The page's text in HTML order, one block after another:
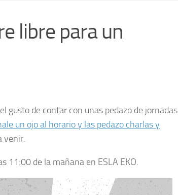
libre para un
gusto de contar con unas pedazo de jornadas
un ojo al horario y las pedazo charlas y
venir.
11:00 de la mañana en ESLA EKO.